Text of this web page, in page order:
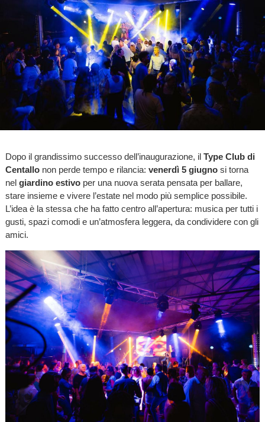
Dopo il grandissimo successo dell’inaugurazione, il Type Club di
Centallonon perde tempo e rilancia: venerdì 5 giugnosi torna
nel giardino estivoper una nuova serata pensata per ballare,
stare insieme e vivere l’estate nel modo più semplice possibile.
L’idea è la stessa che ha fatto centro all’apertura: musica per tutti i
gusti, spazi comodi e un’atmosfera leggera, da condividere con gli
amici.